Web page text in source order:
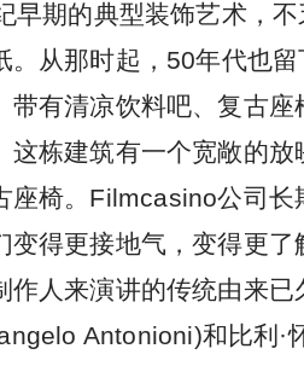
早期的典型装饰艺术，
。从那时起，50年代也
带有清凉饮料吧、复古
这栋建筑有一个宽敞的
座椅。Filmcasino公司
变得更接地气，变得更
作人来演讲的传统由来
Antonioni)和比利·